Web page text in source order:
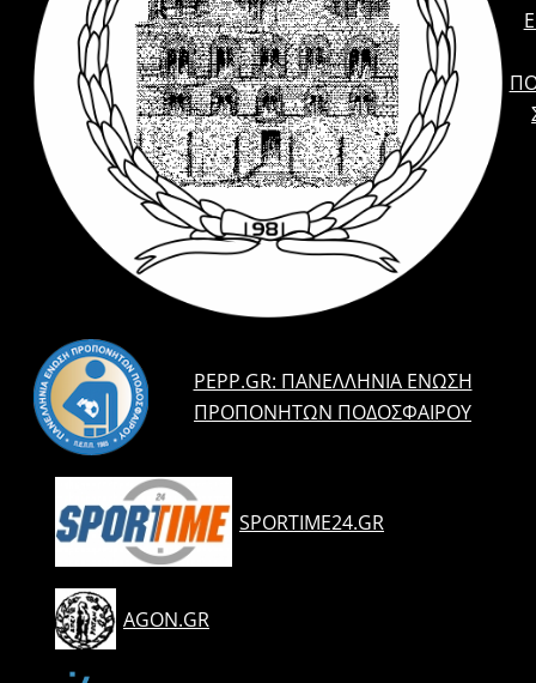
PEPP.GR: ΠΑΝΕΛΛΉΝΙΑ ΈΝΩΣΗ
ΠΡΟΠΟΝΗΤΏΝ ΠΟΔΟΣΦΑΊΡΟΥ
SPORTIME24.GR
AGON.GR